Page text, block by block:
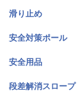
滑り止め
安全対策ポール
安全用品
段差解消スロープ